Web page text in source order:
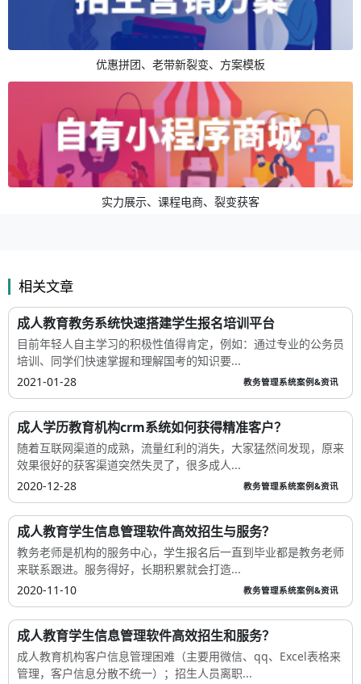
优惠拼团、老带新裂变、方案模板
实力展示、课程电商、裂变获客
相关文章
成人教育教务系统快速搭建学生报名培训平台
目前年轻人自主学习的积极性值得肯定，例如：通过专业的公务员
培训、同学们快速掌握和理解国考的知识要...
2021-01-28
教务管理系统案例&资讯
成人学历教育机构crm系统如何获得精准客户？
随着互联网渠道的成熟，流量红利的消失，大家猛然间发现，原来
效果很好的获客渠道突然失灵了，很多成人...
2020-12-28
教务管理系统案例&资讯
成人教育学生信息管理软件高效招生与服务？
教务老师是机构的服务中心，学生报名后一直到毕业都是教务老师
来联系跟进。服务得好，长期积累就会打造...
2020-11-10
教务管理系统案例&资讯
成人教育学生信息管理软件高效招生和服务？
成人教育机构客户信息管理困难（主要用微信、qq、Excel表格来
管理，客户信息分散不统一）；招生人员离职...